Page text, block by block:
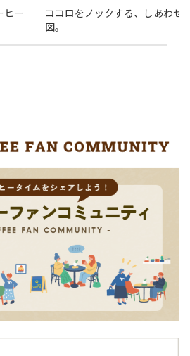
ヒー
ココロをノックする、しあわせ
図。